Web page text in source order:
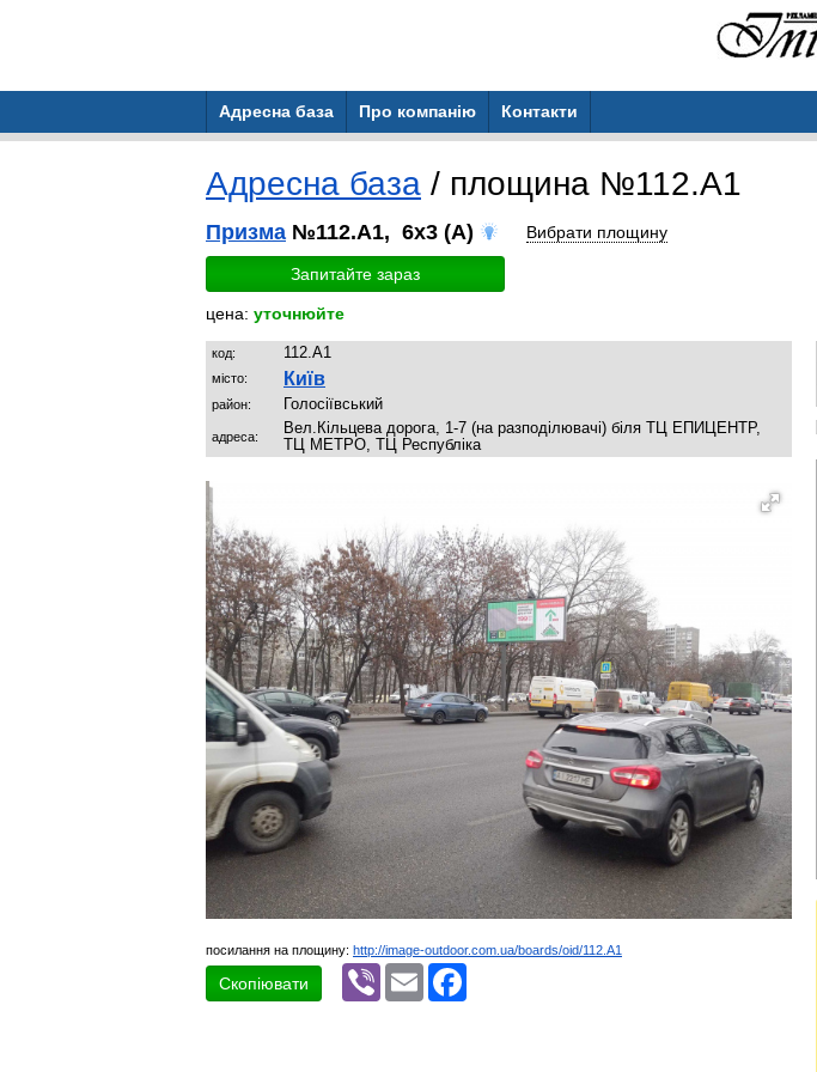
Адресна база Про компанію Контакти
Адресна база / площина №112.A1
Призма №112.A1, 6x3 (A) Вибрати площину
Запитайте зараз
цена: уточнюйте
код: 112.A1
місто: Київ
район: Голосіївський
адреса:
Вел.Кільцева дорога, 1-7 (на разподілювачі) біля ТЦ ЕПИЦЕНТР,
ТЦ МЕТРО, ТЦ Республіка
посилання на площину: http://image-outdoor.com.ua/boards/oid/112.A1
Скопіювати
Viber Email